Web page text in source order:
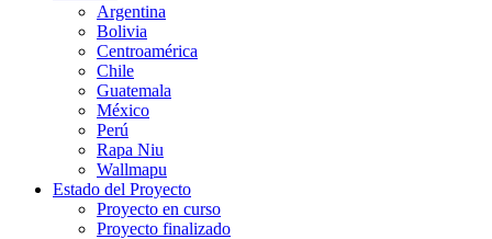
Argentina
Bolivia
Centroamérica
Chile
Guatemala
México
Perú
Rapa Niu
Wallmapu
Estado del Proyecto
Proyecto en curso
Proyecto finalizado